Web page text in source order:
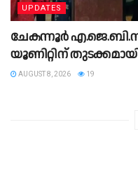
UPDATES
ചേകന്നൂർ
യൂണിറ്റിന്
AUGUST 8, 2026 19